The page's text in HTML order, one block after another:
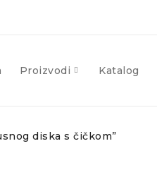
Proizvodi Katalog
diska s čičkom”